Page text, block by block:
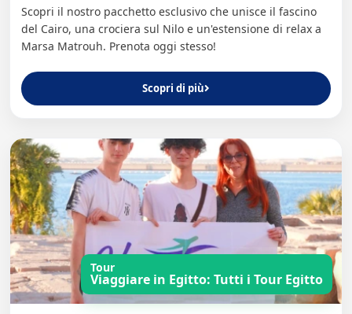
Scopri il nostro pacchetto esclusivo che unisce il fascino
del Cairo, una crociera sul Nilo e un'estensione di relax a
Marsa Matrouh. Prenota oggi stesso!
Scopri di più
Tour
Viaggiare in Egitto: Tutti i Tour Egitto